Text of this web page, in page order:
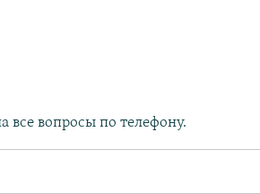
все вопросы по телефону.